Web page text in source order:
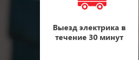
Выезд электрика в
течение 30 минут